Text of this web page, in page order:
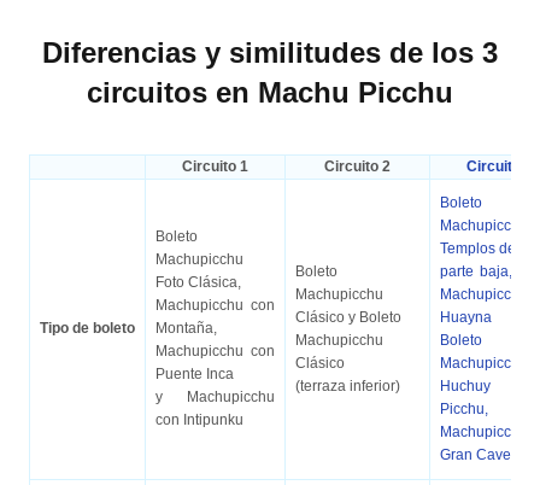
Diferencias y similitudes de los 3
circuitos en Machu Picchu
Circuito 1 Circuito 2 Circuito 3
Tipo de boleto
Boleto
Machupicchu
Foto Clásica,
Machupicchu con
Montaña,
Machupicchu con
Puente Inca
y Machupicchu
con Intipunku
Boleto
Machupicchu
Clásico y Boleto
Machupicchu
Clásico
(terraza inferior)
Boleto
Machupicchu
Templos de la
parte baja,
Machupicchu
Huayna
Boleto
Machupicchu
Huchuy
Picchu,
Machupicchu
Gran Caverna.